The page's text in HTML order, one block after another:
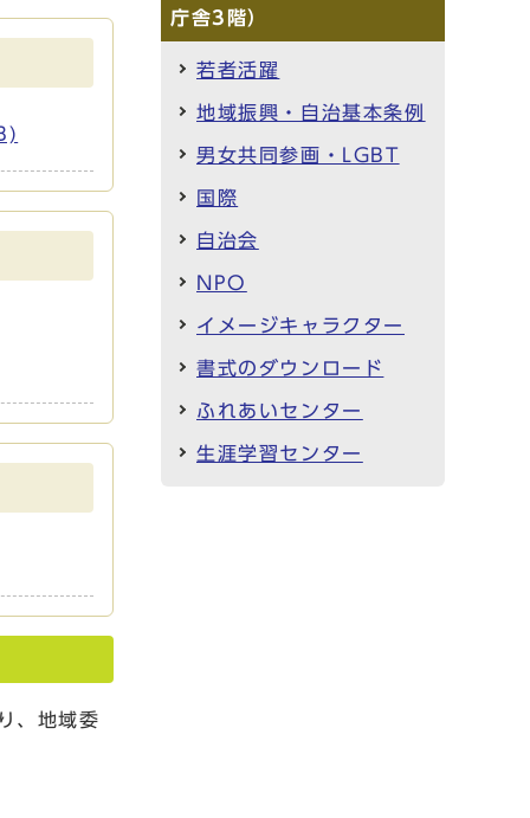
、地域委
庁舎3階）
若者活躍
地域振興・自治基本条例
男女共同参画・LGBT
国際
自治会
NPO
イメージキャラクター
書式のダウンロード
ふれあいセンター
生涯学習センター